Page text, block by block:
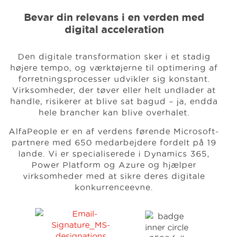
Bevar din relevans i en verden med
digital acceleration
Den digitale transformation sker i et stadig
højere tempo, og værktøjerne til optimering af
forretningsprocesser udvikler sig konstant.
Virksomheder, der tøver eller helt undlader at
handle, risikerer at blive sat bagud – ja, endda
hele brancher kan blive overhalet.
AlfaPeople er en af verdens førende Microsoft-
partnere med 650 medarbejdere fordelt på 19
lande. Vi er specialiserede i Dynamics 365,
Power Platform og Azure og hjælper
virksomheder med at sikre deres digitale
konkurrenceevne.
Events
Vidensbank
Karriere